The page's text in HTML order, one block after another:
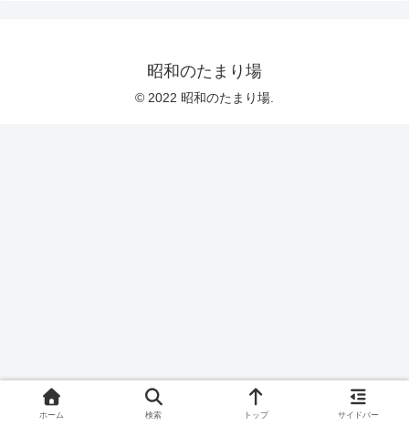
昭和のたまり場
© 2022 昭和のたまり場.
ホーム 検索 トップ サイドバー